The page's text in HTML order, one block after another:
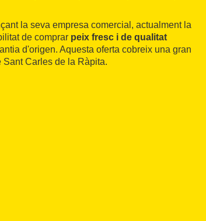
la seva empresa comercial, actualment la
de comprar peix fresc i de qualitat
d'origen. Aquesta oferta cobreix una gran
Carles de la Ràpita.